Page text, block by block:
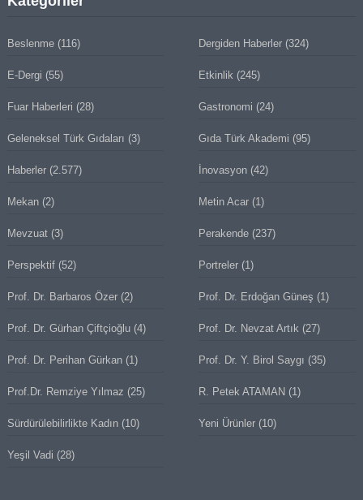
Beslenme(116) Dergiden Haberler (324)
E-Dergi (55) Etkinlik (245)
Fuar Haberleri (28) Gastronomi (24)
Geleneksel Türk Gıdaları (3) Gıda Türk Akademi (95)
Haberler(2.577) İnovasyon (42)
Mekan(2) Metin Acar (1)
Mevzuat(3) Perakende (237)
Perspektif(52) Portreler (1)
Prof. Dr. Barbaros Özer(2) Prof. Dr. Erdoğan Güneş (1)
Prof. Dr. Gürhan Çiftçioğlu(4) Prof. Dr. Nevzat Artık (27)
Prof. Dr. Perihan Gürkan(1) Prof. Dr. Y. Birol Saygı (35)
Prof.Dr. Remziye Yılmaz (25) R. Petek ATAMAN (1)
Sürdürülebilirlikte Kadın(10) Yeni Ürünler (10)
Yeşil Vadi (28)